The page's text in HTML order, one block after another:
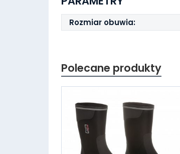
Rozmiar obuwia:
Polecane produkty